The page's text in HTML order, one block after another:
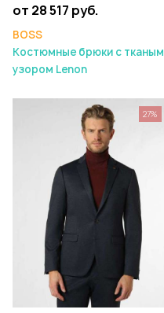
от 28 517 руб.
BOSS
Костюмные брюки с тканым
узором Lenon
27%